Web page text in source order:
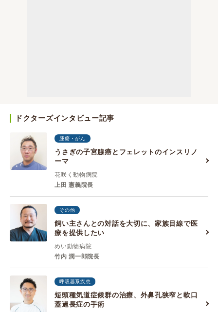
ドクターズインタビュー記事
腫瘍・がん
うさぎの子宮腺癌とフェレットのインスリノ
ーマ
花咲く動物病院
上田 憲義院長
その他
飼い主さんとの対話を大切に、家族目線で医
療を提供したい
めい動物病院
竹内 潤一郎院長
呼吸器系疾患
短頭種気道症候群の治療、外鼻孔狭窄と軟口
蓋過長症の手術